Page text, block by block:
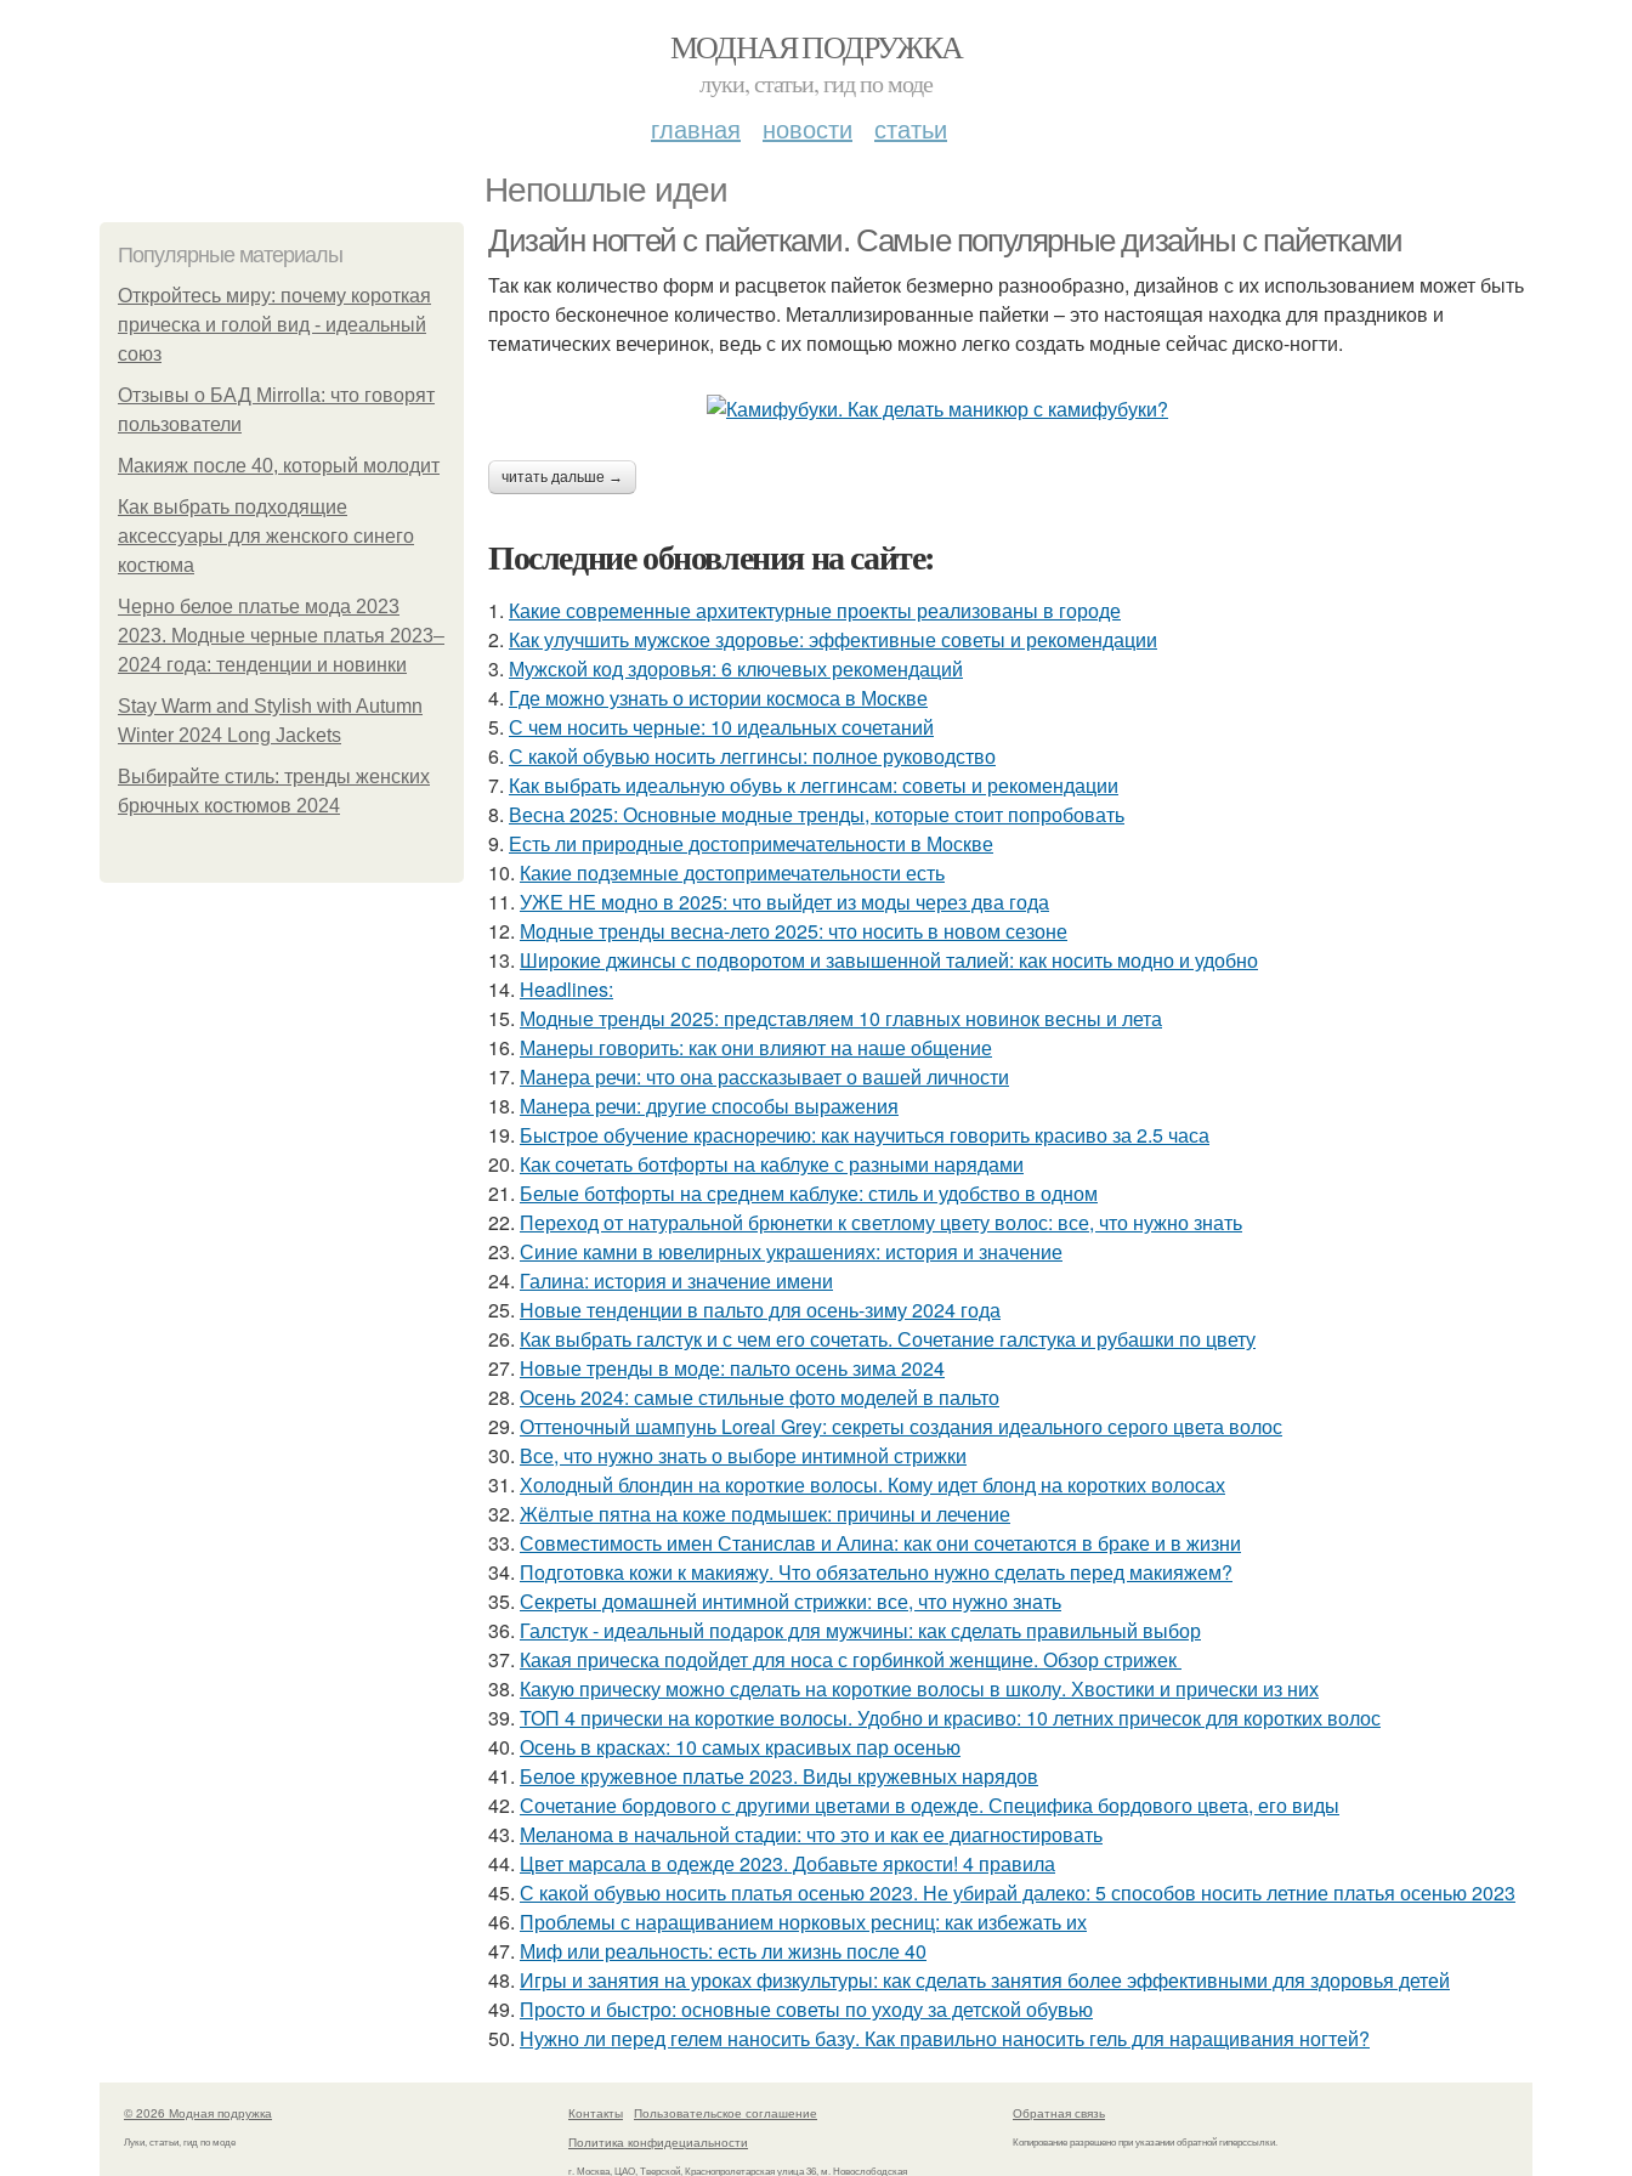
МОДНАЯ ПОДРУЖКА
луки, статьи, гид по моде
главная новости статьи
Непошлые идеи
Популярные материалы
Откройтесь миру: почему короткая
прическа и голой вид - идеальный
союз
Отзывы о БАД Mirrolla: что говорят
пользователи
Макияж после 40, который молодит
Как выбрать подходящие
аксессуары для женского синего
костюма
Черно белое платье мода 2023
2023. Модные черные платья 2023–
2024 года: тенденции и новинки
Stay Warm and Stylish with Autumn
Winter 2024 Long Jackets
Выбирайте стиль: тренды женских
брючных костюмов 2024
Дизайн ногтей с пайетками. Самые популярные дизайны с пайетками
Так как количество форм и расцветок пайеток безмерно разнообразно, дизайнов с их использованием может быть
просто бесконечное количество. Металлизированные пайетки – это настоящая находка для праздников и
тематических вечеринок, ведь с их помощью можно легко создать модные сейчас диско-ногти.
читать дальше →
Последние обновления на сайте:
1. Какие современные архитектурные проекты реализованы в городе
2. Как улучшить мужское здоровье: эффективные советы и рекомендации
3. Мужской код здоровья: 6 ключевых рекомендаций
4. Где можно узнать о истории космоса в Москве
5. С чем носить черные: 10 идеальных сочетаний
6. С какой обувью носить леггинсы: полное руководство
7. Как выбрать идеальную обувь к леггинсам: советы и рекомендации
8. Весна 2025: Основные модные тренды, которые стоит попробовать
9. Есть ли природные достопримечательности в Москве
10. Какие подземные достопримечательности есть
11. УЖЕ НЕ модно в 2025: что выйдет из моды через два года
12. Модные тренды весна-лето 2025: что носить в новом сезоне
13. Широкие джинсы с подворотом и завышенной талией: как носить модно и удобно
14. Headlines:
15. Модные тренды 2025: представляем 10 главных новинок весны и лета
16. Манеры говорить: как они влияют на наше общение
17. Манера речи: что она рассказывает о вашей личности
18. Манера речи: другие способы выражения
19. Быстрое обучение красноречию: как научиться говорить красиво за 2.5 часа
20. Как сочетать ботфорты на каблуке с разными нарядами
21. Белые ботфорты на среднем каблуке: стиль и удобство в одном
22. Переход от натуральной брюнетки к светлому цвету волос: все, что нужно знать
23. Синие камни в ювелирных украшениях: история и значение
24. Галина: история и значение имени
25. Новые тенденции в пальто для осень-зиму 2024 года
26. Как выбрать галстук и с чем его сочетать. Сочетание галстука и рубашки по цвету
27. Новые тренды в моде: пальто осень зима 2024
28. Осень 2024: самые стильные фото моделей в пальто
29. Оттеночный шампунь Loreal Grey: секреты создания идеального серого цвета волос
30. Все, что нужно знать о выборе интимной стрижки
31. Холодный блондин на короткие волосы. Кому идет блонд на коротких волосах
32. Жёлтые пятна на коже подмышек: причины и лечение
33. Совместимость имен Станислав и Алина: как они сочетаются в браке и в жизни
34. Подготовка кожи к макияжу. Что обязательно нужно сделать перед макияжем?
35. Секреты домашней интимной стрижки: все, что нужно знать
36. Галстук - идеальный подарок для мужчины: как сделать правильный выбор
37. Какая прическа подойдет для носа с горбинкой женщине. Обзор стрижек
38. Какую прическу можно сделать на короткие волосы в школу. Хвостики и прически из них
39. ТОП 4 прически на короткие волосы. Удобно и красиво: 10 летних причесок для коротких волос
40. Осень в красках: 10 самых красивых пар осенью
41. Белое кружевное платье 2023. Виды кружевных нарядов
42. Сочетание бордового с другими цветами в одежде. Специфика бордового цвета, его виды
43. Меланома в начальной стадии: что это и как ее диагностировать
44. Цвет марсала в одежде 2023. Добавьте яркости! 4 правила
45. С какой обувью носить платья осенью 2023. Не убирай далеко: 5 способов носить летние платья осенью 2023
46. Проблемы с наращиванием норковых ресниц: как избежать их
47. Миф или реальность: есть ли жизнь после 40
48. Игры и занятия на уроках физкультуры: как сделать занятия более эффективными для здоровья детей
49. Просто и быстро: основные советы по уходу за детской обувью
50. Нужно ли перед гелем наносить базу. Как правильно наносить гель для наращивания ногтей?
© 2026 Модная подружка
Луки, статьи, гид по моде
Контакты
Пользовательское соглашение
Политика конфидециальности
г. Москва, ЦАО, Тверской, Краснопролетарская улица 36, м. Новослободская
Обратная связь
Копирование разрешено при указании обратной гиперссылки.